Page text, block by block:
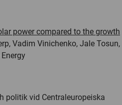
power compared to the growth
Vadim Vinichenko, Jale Tosun,
politik vid Centraleuropeiska